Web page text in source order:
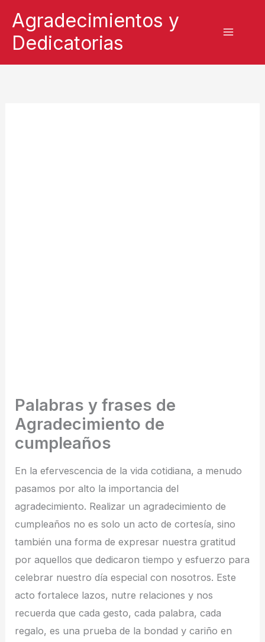
contenido
Agradecimientos y
Dedicatorias
Palabras y frases de
Agradecimiento de
cumpleaños
En la efervescencia de la vida cotidiana, a menudo
pasamos por alto la importancia del
agradecimiento. Realizar un agradecimiento de
cumpleaños no es solo un acto de cortesía, sino
también una forma de expresar nuestra gratitud
por aquellos que dedicaron tiempo y esfuerzo para
celebrar nuestro día especial con nosotros. Este
acto fortalece lazos, nutre relaciones y nos
recuerda que cada gesto, cada palabra, cada
regalo, es una prueba de la bondad y cariño en